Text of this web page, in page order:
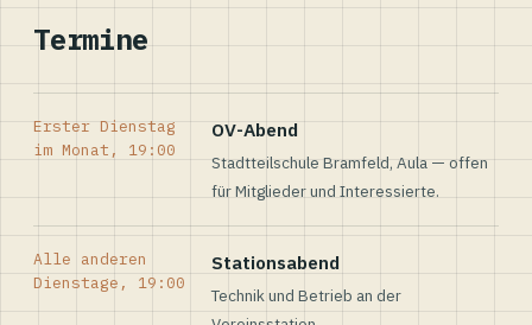
Termine
Erster Dienstag
im Monat, 19:00
OV-Abend
Stadtteilschule Bramfeld, Aula — offen
für Mitglieder und Interessierte.
Alle anderen
Dienstage, 19:00
Stationsabend
Technik und Betrieb an der